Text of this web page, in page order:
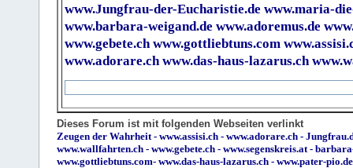
www.Jungfrau-der-Eucharistie.de www.maria-
www.barbara-weigand.de www.adoremus.de
www.gebete.ch www.gottliebtuns.com
www.adorare.ch www.das-haus-lazarus.ch
Dieses Forum ist mit folgenden Webseiten verlinkt
Zeugen der Wahrheit - www.assisi.ch - www.adorare.ch -
www.wallfahrten.ch - www.gebete.ch - www.segenskreis.at -
www.gottliebtuns.com- www.das-haus-lazarus.ch - www.pater-pio.de